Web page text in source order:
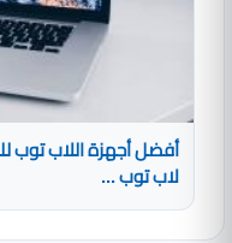
لاب توب ...